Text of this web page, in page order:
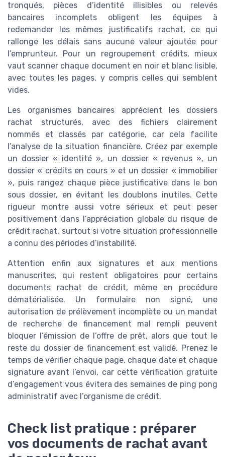
tronqués, pièces d’identité illisibles ou relevés
bancaires incomplets obligent les équipes à
redemander les mêmes justificatifs rachat, ce qui
rallonge les délais sans aucune valeur ajoutée pour
l’emprunteur. Pour un regroupement crédits, mieux
vaut scanner chaque document en noir et blanc lisible,
avec toutes les pages, y compris celles qui semblent
vides.
Les organismes bancaires apprécient les dossiers
rachat structurés, avec des fichiers clairement
nommés et classés par catégorie, car cela facilite
l’analyse de la situation financière. Créez par exemple
un dossier « identité », un dossier « revenus », un
dossier « crédits en cours » et un dossier « immobilier
», puis rangez chaque pièce justificative dans le bon
sous dossier, en évitant les doublons inutiles. Cette
rigueur montre aussi votre sérieux et peut peser
positivement dans l’appréciation globale du risque de
crédit rachat, surtout si votre situation professionnelle
a connu des périodes d’instabilité.
Attention enfin aux signatures et aux mentions
manuscrites, qui restent obligatoires pour certains
documents rachat de crédit, même en procédure
dématérialisée. Un formulaire non signé, une
autorisation de prélèvement incomplète ou un mandat
de recherche de financement mal rempli peuvent
bloquer l’émission de l’offre de prêt, alors que tout le
reste du dossier de financement est validé. Prenez le
temps de vérifier chaque page, chaque date et chaque
signature avant l’envoi, car cette vérification gratuite
d’engagement vous évitera des semaines de ping pong
administratif avec l’organisme de crédit.
Check list pratique : préparer
vos documents de rachat avant